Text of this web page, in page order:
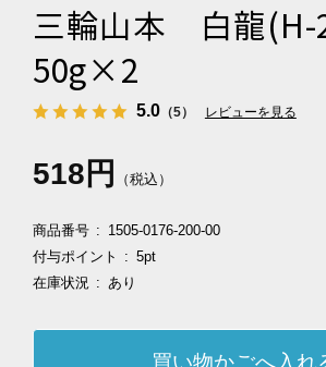
三輪山本 白龍
50g×2
5.0（5） レビューを見る
518円 （税込）
商品番号
1505-0176-200-00
付与ポイント
5pt
在庫状況
あり